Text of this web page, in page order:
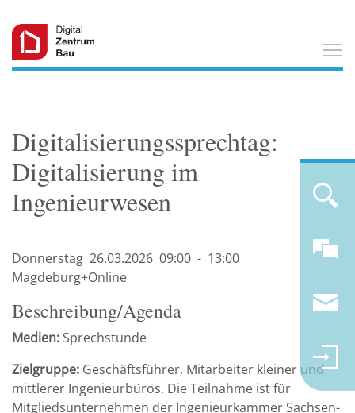
Digitalisierungssprechtag:
Digitalisierung im
Ingenieurwesen
Donnerstag 26.03.2026 09:00 - 13:00
Magdeburg+Online
Beschreibung/Agenda
Medien: Sprechstunde
Zielgruppe: Geschäftsführer, Mitarbeiter kleiner und
mittlerer Ingenieurbüros. Die Teilnahme ist für
Mitgliedsunternehmen der Ingenieurkammer Sachsen-